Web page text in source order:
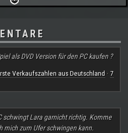
als DVD Version für den PC kaufen ?
Verkaufszahlen aus Deutschland · 7
schwingt Lara garnicht richtig. Komme
mich zum Ufer schwingen kann.